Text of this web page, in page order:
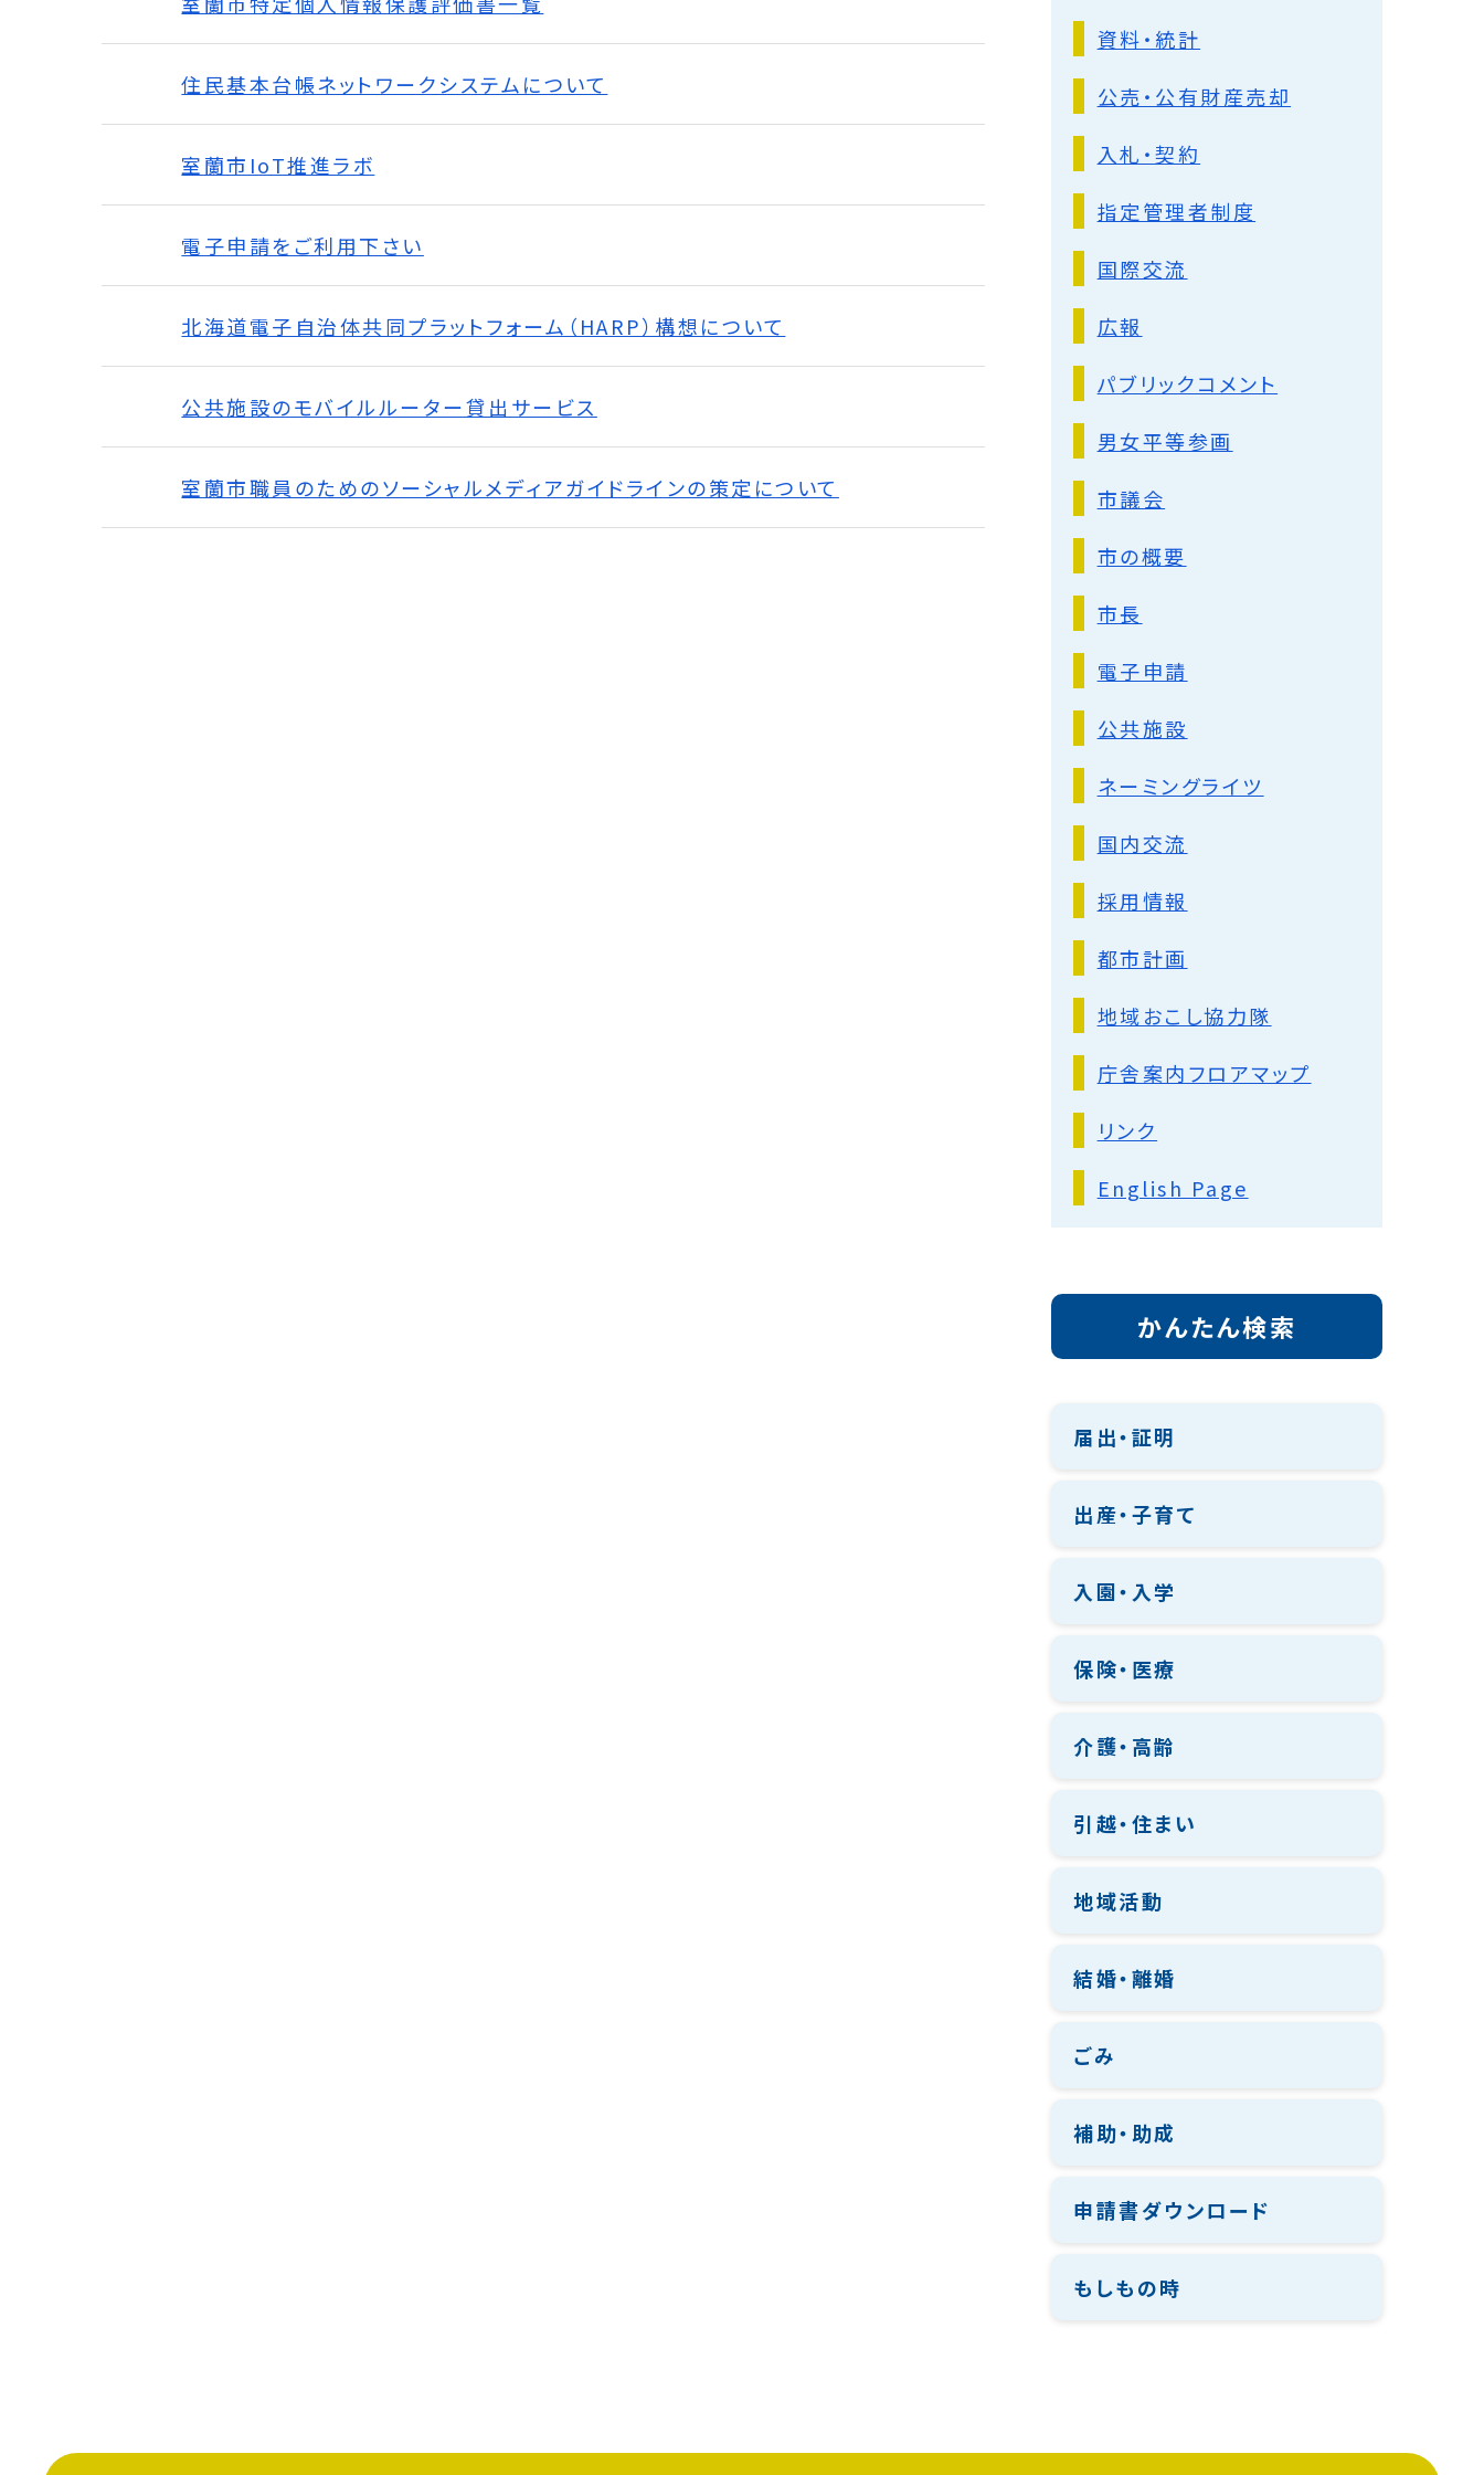
住民基本台帳ネットワークシステムについて
室蘭市IoT推進ラボ
電子申請をご利用下さい
北海道電子自治体共同プラットフォーム（HARP）構想について
公共施設のモバイルルーター貸出サービス
室蘭市職員のためのソーシャルメディアガイドラインの策定について
資料・統計
公売・公有財産売却
入札・契約
指定管理者制度
国際交流
広報
パブリックコメント
男女平等参画
市議会
市の概要
市長
電子申請
公共施設
ネーミングライツ
国内交流
採用情報
都市計画
地域おこし協力隊
庁舎案内フロアマップ
リンク
English Page
かんたん検索
届出・証明
出産・子育て
入園・入学
保険・医療
介護・高齢
引越・住まい
地域活動
結婚・離婚
ごみ
補助・助成
申請書ダウンロード
もしもの時